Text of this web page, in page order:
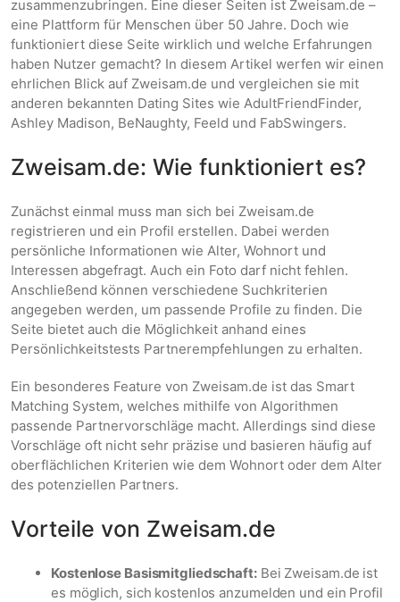
zusammenzubringen. Eine dieser Seiten ist Zweisam.de –
eine Plattform für Menschen über 50 Jahre. Doch wie
funktioniert diese Seite wirklich und welche Erfahrungen
haben Nutzer gemacht? In diesem Artikel werfen wir einen
ehrlichen Blick auf Zweisam.de und vergleichen sie mit
anderen bekannten Dating Sites wie AdultFriendFinder,
Ashley Madison, BeNaughty, Feeld und FabSwingers.
Zweisam.de: Wie funktioniert es?
Zunächst einmal muss man sich bei Zweisam.de
registrieren und ein Profil erstellen. Dabei werden
persönliche Informationen wie Alter, Wohnort und
Interessen abgefragt. Auch ein Foto darf nicht fehlen.
Anschließend können verschiedene Suchkriterien
angegeben werden, um passende Profile zu finden. Die
Seite bietet auch die Möglichkeit anhand eines
Persönlichkeitstests Partnerempfehlungen zu erhalten.
Ein besonderes Feature von Zweisam.de ist das Smart
Matching System, welches mithilfe von Algorithmen
passende Partnervorschläge macht. Allerdings sind diese
Vorschläge oft nicht sehr präzise und basieren häufig auf
oberflächlichen Kriterien wie dem Wohnort oder dem Alter
des potenziellen Partners.
Vorteile von Zweisam.de
Kostenlose Basismitgliedschaft:Bei Zweisam.de ist
es möglich, sich kostenlos anzumelden und ein Profil